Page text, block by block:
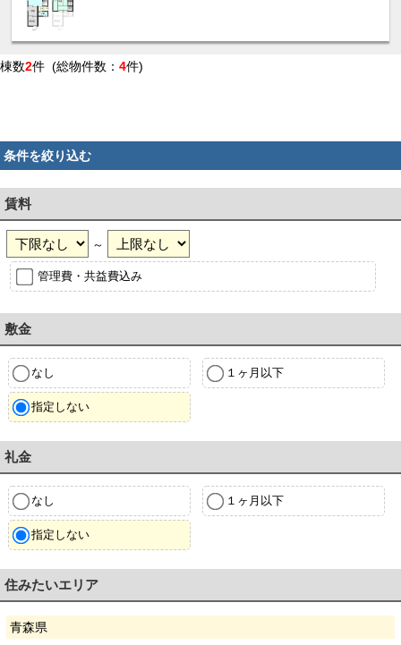
棟数2件 (総物件数： 4件)
条件を絞り込む
賃料
～
管理費・共益費込み
敷金
なし １ヶ月以下
指定しない
礼金
なし １ヶ月以下
指定しない
住みたいエリア
青森県